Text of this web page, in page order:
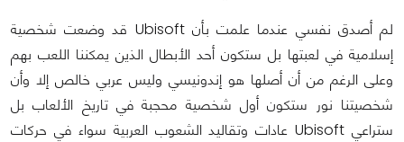
لم أصدق نفسي عندما علمت بأن Ubisoft قد وضعت شخصية
إسلامية في لعبتها بل ستكون أحد الأبطال الذين يمكننا اللعب بهم
وعلى الرغم من أن أصلها هو إندونيسي وليس عربي خالص إلا وأن
شخصيتنا نور ستكون أول شخصية محجبة في تاريخ الألعاب بل
ستراعي Ubisoft عادات وتقاليد الشعوب العربية سواء في حركات